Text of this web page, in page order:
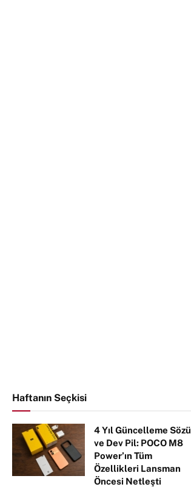
Haftanın Seçkisi
4 Yıl Güncelleme Sözü
ve Dev Pil: POCO M8
Power’ın Tüm
Özellikleri Lansman
Öncesi Netleşti